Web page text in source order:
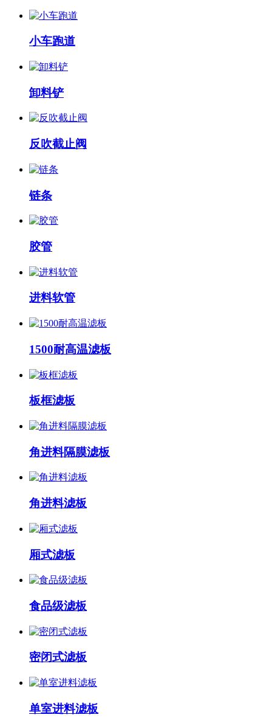
小车跑道
卸料铲
反吹截止阀
链条
胶管
进料软管
1500耐高温滤板
板框滤板
角进料隔膜滤板
角进料滤板
厢式滤板
食品级滤板
密闭式滤板
单室进料滤板